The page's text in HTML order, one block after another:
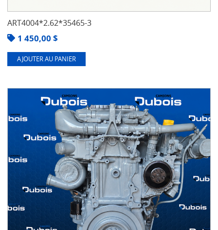
ART4004*2.62*35465-3
1 450,00 $
AJOUTER AU PANIER